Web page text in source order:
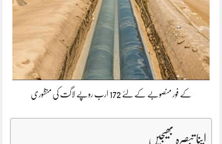
کے فور منصوبے کے لئے 172 ارب روپے لاگت کی منظوری
اپنا تبصرہ بھیجیں